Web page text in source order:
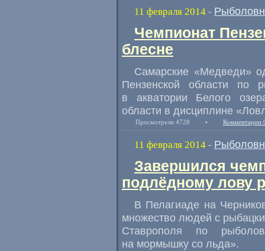
11 февраля 2014 -
Чемпионат
блесне
Самарские «Медведи»
Пензенской области по
в акватории Белого
области в дисциплине
Просмотрели 4728 • Комментарии
11 февраля 2014 -
Завершился
подлёдному
В Пелагиаде на
множество людей с
Ставрополя по
на мормышку со льда».